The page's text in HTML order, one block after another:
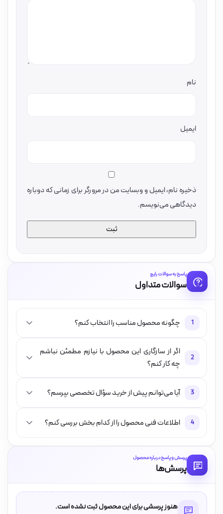
نام
ایمیل
ذخیره نام، ایمیل و وبسایت من در مرورگر برای زمانی که دوباره
دیدگاهی می‌نویسم.
پاسخ به سوالات رایج
سوالات متداول
1 چگونه محصول مناسب را انتخاب کنم؟
2
اگر از سازگاری این محصول با نیازم مطمئن نباشم
چه کار کنم؟
3 آیا می‌توانم پیش از خرید سؤال تخصصی بپرسم؟
4 اطلاعات فنی محصول را از کدام بخش بررسی کنم؟
پرسش و پاسخ درباره محصول
پرسش‌ها
هنوز پرسشی برای این محصول ثبت نشده است.